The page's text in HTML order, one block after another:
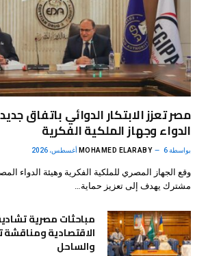
مصر تعزز الابتكار الدوائي باتفاق
الدواء وجهاز الملكية الفكرية
بواسطة MOHAMED ELARABY 6 أغسطس، 2026
وقع الجهاز المصري للملكية الفكرية وهيئة الدواء
مشترك يهدف إلى تعزيز حماية…
مباحثات مصرية
الاقتصادية ومناقشة
والساحل